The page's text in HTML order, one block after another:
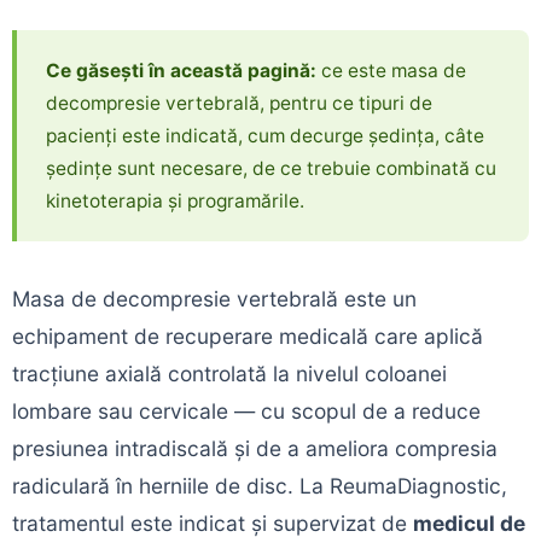
Ce găsești în această pagină: ce este masa de
decompresie vertebrală, pentru ce tipuri de
pacienți este indicată, cum decurge ședința, câte
ședințe sunt necesare, de ce trebuie combinată cu
kinetoterapia și programările.
Masa de decompresie vertebrală este un
echipament de recuperare medicală care aplică
tracțiune axială controlată la nivelul coloanei
lombare sau cervicale — cu scopul de a reduce
presiunea intradiscală și de a ameliora compresia
radiculară în herniile de disc. La ReumaDiagnostic,
tratamentul este indicat și supervizat de medicul de